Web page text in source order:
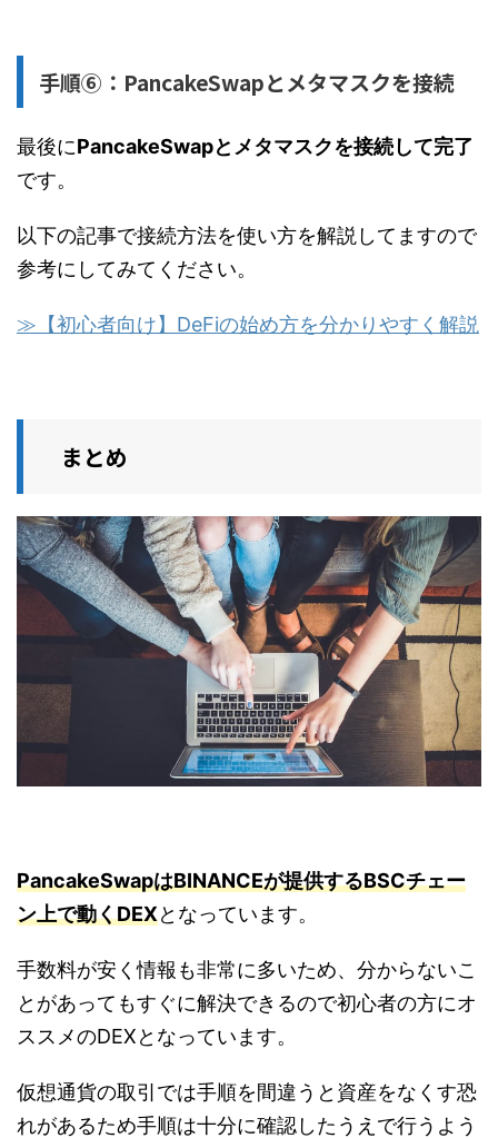
手順⑥：PancakeSwapとメタマスクを接続
最後にPancakeSwapとメタマスクを接続して完了
です。
以下の記事で接続方法を使い方を解説してますので
参考にしてみてください。
≫【初心者向け】DeFiの始め方を分かりやすく解説
まとめ
PancakeSwapはBINANCEが提供するBSCチェー
ン上で動くDEXとなっています。
手数料が安く情報も非常に多いため、分からないこ
とがあってもすぐに解決できるので初心者の方にオ
ススメのDEXとなっています。
仮想通貨の取引では手順を間違うと資産をなくす恐
れがあるため手順は十分に確認したうえで行うよう